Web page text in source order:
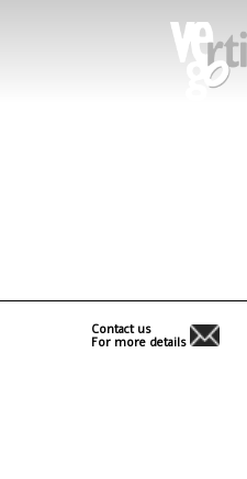
Contact us
For more details